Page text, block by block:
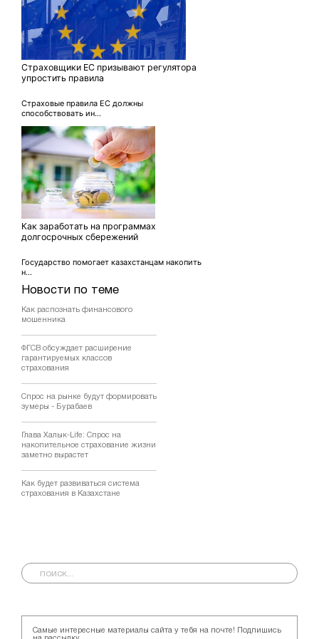
Новости по теме
Как распознать финансового
мошенника
ФГСВ обсуждает расширение
гарантируемых классов
страхования
Спрос на рынке будут формировать
зумеры - Бурабаев
Глава Халык-Life: Спрос на
накопительное страхование жизни
заметно вырастет
Как будет развиваться система
страхования в Казахстане
Страховщики ЕС призывают регулятора
упростить правила
Страховые правила ЕС должны
способствовать ин...
Как заработать на программах
долгосрочных сбережений
Государство помогает казахстанцам накопить
н...
Самые интересные материалы сайта у тебя на почте! Подпишись